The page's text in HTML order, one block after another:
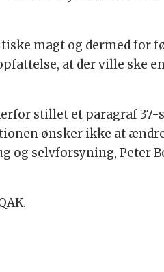
magt og dermed for
at der ville ske
stillet et paragraf
ønsker ikke at
og selvforsyning, Peter